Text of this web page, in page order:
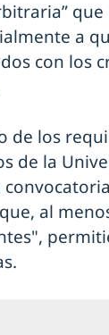
a
con los
de los
de la
al